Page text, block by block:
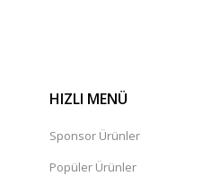
HIZLI MENÜ
Sponsor Ürünler
Popüler Ürünler